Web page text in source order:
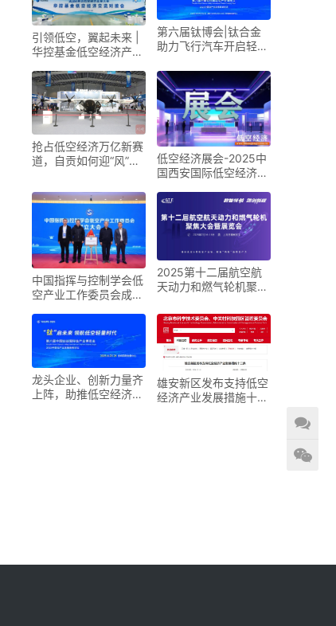
引领低空，翼起未来 |
华控基金低空经济产业
第六届钛博会|钛合金
助力飞行汽车开启轻量
抢占低空经济万亿新赛
道，自贡如何迎“风”而
低空经济展会-2025中
国西安国际低空经济展
中国指挥与控制学会低
空产业工作委员会成立
2025第十二届航空航
天动力和燃气轮机聚焦
龙头企业、创新力量齐
上阵，助推低空经济进
雄安新区发布支持低空
经济产业发展措施十二